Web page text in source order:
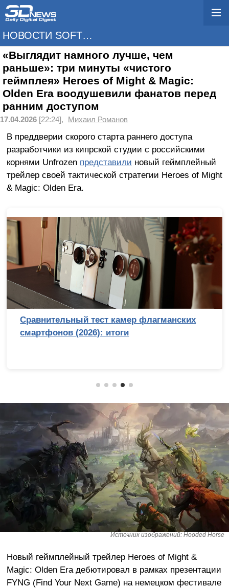
НОВОСТИ SOFTWARE
«Выглядит намного лучше, чем
раньше»: три минуты «чистого
геймплея» Heroes of Might & Magic:
Olden Era воодушевили фанатов перед
ранним доступом
17.04.2026 [22:24], Михаил Романов
В преддверии скорого старта раннего доступа
разработчики из кипрской студии с российскими
корнями Unfrozen представили новый геймплейный
трейлер своей тактической стратегии Heroes of Might
& Magic: Olden Era.
Сравнительный тест камер флагманских
смартфонов (2026): итоги
Источник изображений: Hooded Horse
Новый геймплейный трейлер Heroes of Might &
Magic: Olden Era дебютировал в рамках презентации
FYNG (Find Your Next Game) на немецком фестивале